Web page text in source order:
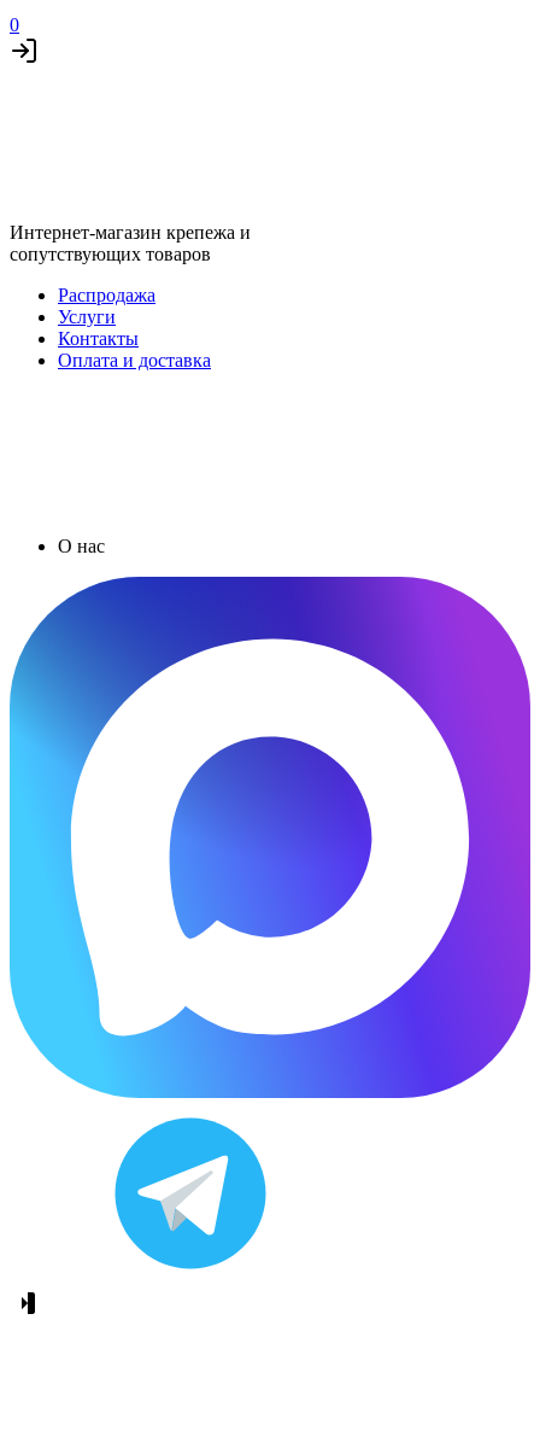
0
Интернет-магазин крепежа и
сопутствующих товаров
Распродажа
Услуги
Контакты
Оплата и доставка
О нас